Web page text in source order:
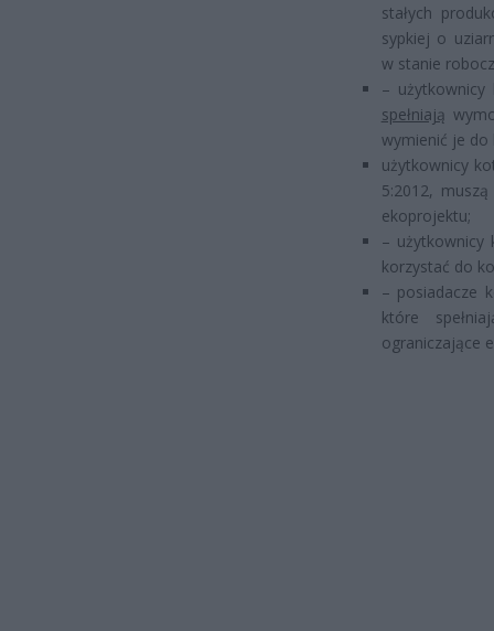
stałych
sypkiej o
w stanie
–
spełniają
wymienić je do
użytkownicy
5:2012,
ekoprojektu;
– użytkownicy
korzystać do
– posiadacze
które
ograniczające